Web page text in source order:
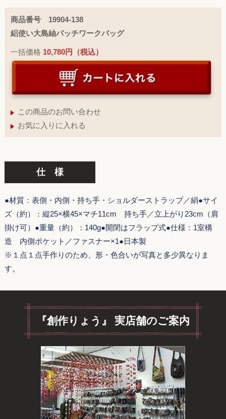
商品番号 19904-138
絽使い大島紬パッチワークバッグ
一括価格 10,780円（税込）
この商品のお問い合わせ
お気に入りに入れる
仕 様
●材質：表側・内側・持ち手・ショルダーストラップ／絹●サイ
ズ（約）：縦25×横45×マチ11cm 持ち手／立上がり23cm（肩
掛け可）●重量（約）：140g●開閉はフラップ式●仕様：1室構
造 内側ポケット／ファスナー×1●日本製
※１点１点手作りのため、形・色合いが写真と多少異なりま
す。
『創作りょう』 実店舗のご案内